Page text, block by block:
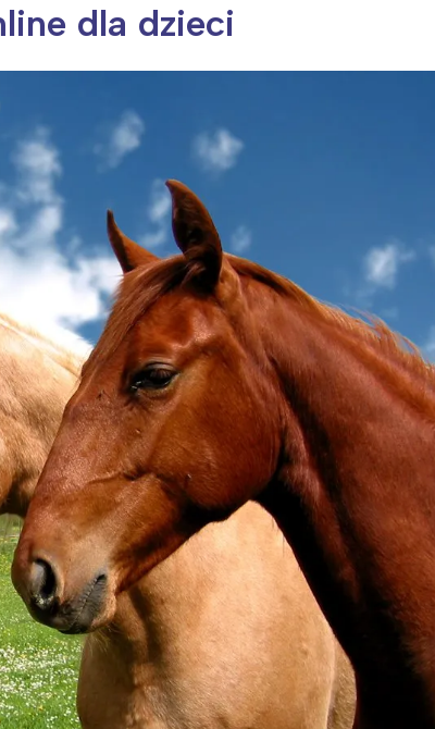
Kwitnąca wiśnia i jej płatki
dla dzieci